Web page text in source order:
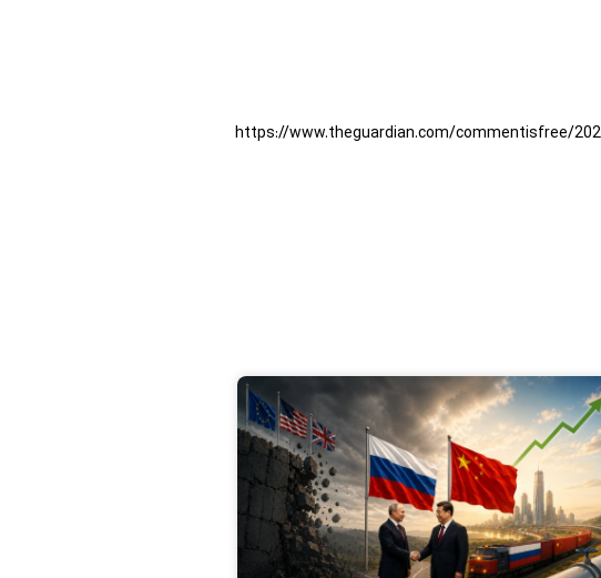
https://www.theguardian.com/commentisfree/